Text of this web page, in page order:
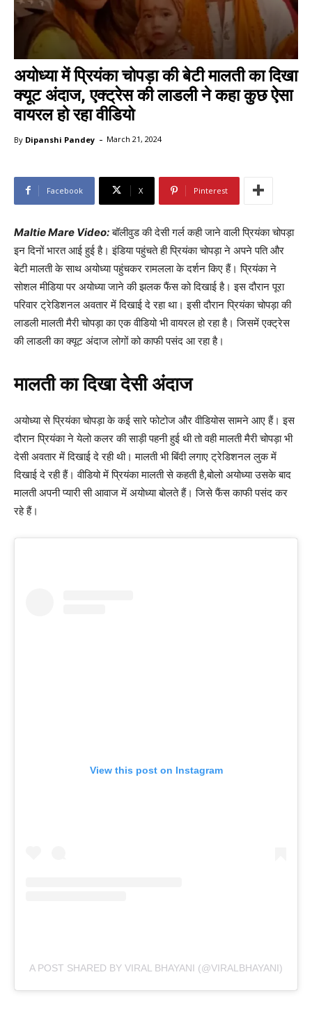
अयोध्या में प्रियंका चोपड़ा की बेटी मालती का दिखा
क्यूट अंदाज, एक्ट्रेस की लाडली ने कहा कुछ ऐसा
वायरल हो रहा वीडियो
By Dipanshi Pandey - March 21, 2024
Facebook X Pinterest
Maltie Mare Video: बॉलीवुड की देसी गर्ल कही जाने वाली प्रियंका चोपड़ा
इन दिनों भारत आई हुई है। इंडिया पहुंचते ही प्रियंका चोपड़ा ने अपने पति और
बेटी मालती के साथ अयोध्या पहुंचकर रामलला के दर्शन किए हैं। प्रियंका ने
सोशल मीडिया पर अयोध्या जाने की झलक फैंस को दिखाई है। इस दौरान पूरा
परिवार ट्रेडिशनल अवतार में दिखाई दे रहा था। इसी दौरान प्रियंका चोपड़ा की
लाडली मालती मैरी चोपड़ा का एक वीडियो भी वायरल हो रहा है। जिसमें एक्ट्रेस
की लाडली का क्यूट अंदाज लोगों को काफी पसंद आ रहा है।
मालती का दिखा देसी अंदाज
अयोध्या से प्रियंका चोपड़ा के कई सारे फोटोज और वीडियोस सामने आए हैं। इस
दौरान प्रियंका ने येलो कलर की साड़ी पहनी हुई थी तो वही मालती मैरी चोपड़ा भी
देसी अवतार में दिखाई दे रही थी। मालती भी बिंदी लगाए ट्रेडिशनल लुक में
दिखाई दे रही हैं। वीडियो में प्रियंका मालती से कहती है,बोलो अयोध्या उसके बाद
मालती अपनी प्यारी सी आवाज में अयोध्या बोलते हैं। जिसे फैंस काफी पसंद कर
रहे हैं।
View this post on Instagram
A POST SHARED BY VIRAL BHAYANI (@VIRALBHAYANI)